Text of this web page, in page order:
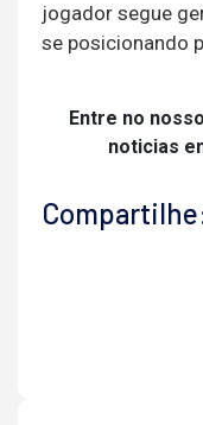
jogador segue
se posicionando
Entre no
noticias